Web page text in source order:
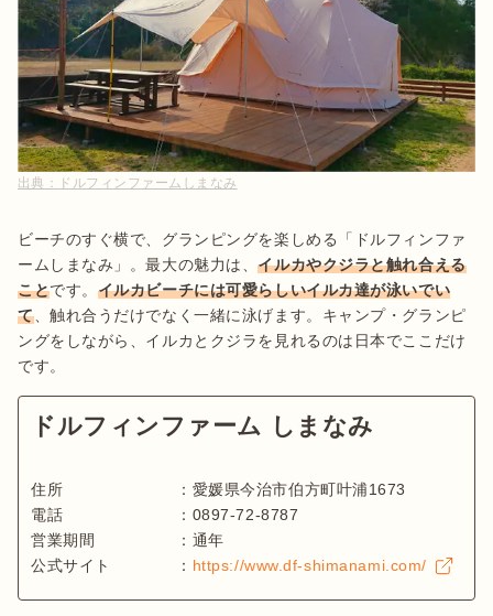
出典： ドルフィンファームしまなみ
ビーチのすぐ横で、グランピングを楽しめる「ドルフィンファ
ームしまなみ」。最大の魅力は、イルカやクジラと触れ合える
ことです。 イルカビーチには可愛らしいイルカ達が泳いでい
て、触れ合うだけでなく一緒に泳げます。キャンプ・グランピ
ングをしながら、イルカとクジラを見れるのは日本でここだけ
ドルフィンファーム しまなみ
住所 ： 愛媛県今治市伯方町叶浦1673
電話
： 0897-72-8787
営業期間
： 通年
公式サイト
： https://www.df-shimanami.com/